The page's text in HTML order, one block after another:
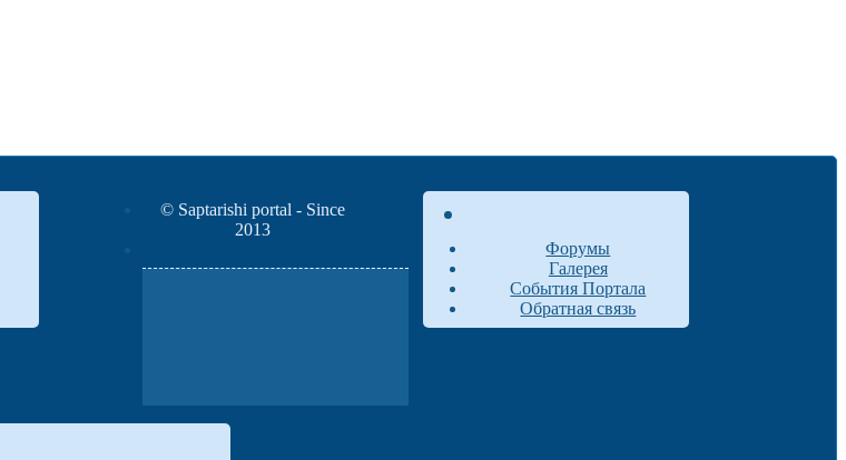
© Saptarishi portal - Since
2013
Форумы
Галерея
События Портала
Обратная связь